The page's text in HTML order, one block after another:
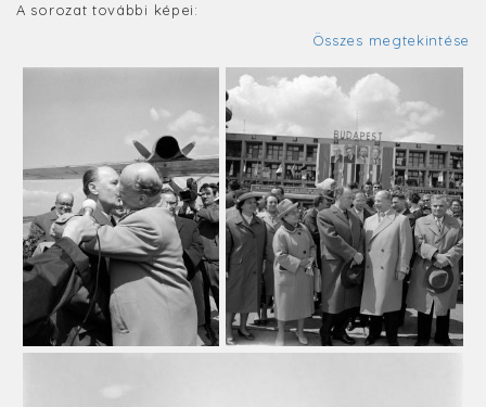
A sorozat további képei:
Összes megtekintése